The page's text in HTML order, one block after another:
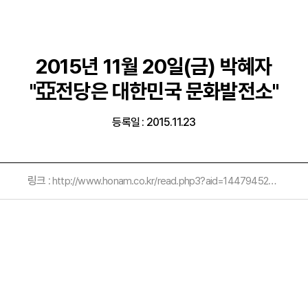
2015년 11월 20일(금) 박혜자
"亞전당은 대한민국 문화발전소"
등록일 : 2015.11.23
링크 :http://www.honam.co.kr/read.php3?aid=1447945200480760021